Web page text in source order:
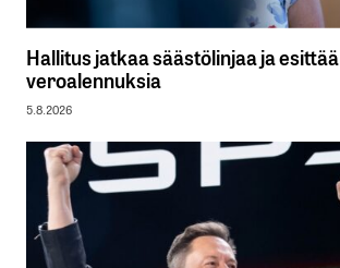
Hallitus jatkaa säästölinjaa ja esittää
veroalennuksia
5.8.2026